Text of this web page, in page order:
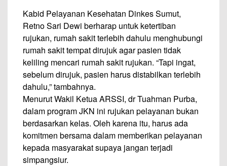
Kabid Pelayanan Kesehatan Dinkes Sumut,
Retno Sari Dewi berharap untuk ketertiban
rujukan, rumah sakit terlebih dahulu menghubungi
rumah sakit tempat dirujuk agar pasien tidak
keliling mencari rumah sakit rujukan. “Tapi ingat,
sebelum dirujuk, pasien harus distabilkan terlebih
dahulu,” tambahnya.
Menurut Wakil Ketua ARSSI, dr Tuahman Purba,
dalam program JKN ini rujukan pelayanan bukan
berdasarkan kelas. Oleh karena itu, harus ada
komitmen bersama dalam memberikan pelayanan
kepada masyarakat supaya jangan terjadi
simpangsiur.